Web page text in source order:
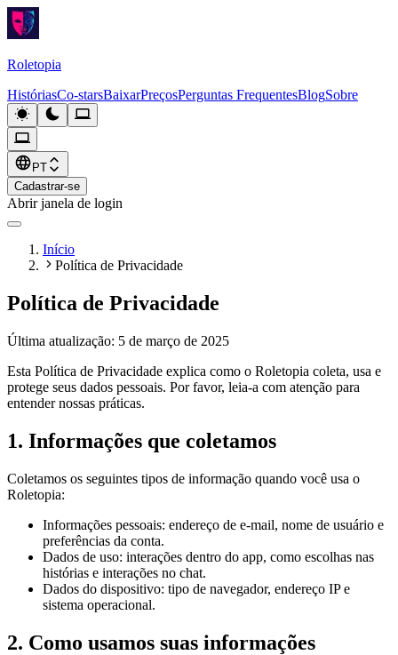
Roletopia
HistóriasCo-starsBaixarPreçosPerguntas FrequentesBlogSobre
PT
Cadastrar-se
Abrir janela de login
Início
Política de Privacidade
Política de Privacidade
Última atualização: 5 de março de 2025
Esta Política de Privacidade explica como o Roletopia coleta, usa e
protege seus dados pessoais. Por favor, leia-a com atenção para
entender nossas práticas.
1. Informações que coletamos
Coletamos os seguintes tipos de informação quando você usa o
Roletopia:
Informações pessoais: endereço de e-mail, nome de usuário e
preferências da conta.
Dados de uso: interações dentro do app, como escolhas nas
histórias e interações no chat.
Dados do dispositivo: tipo de navegador, endereço IP e
sistema operacional.
2. Como usamos suas informações